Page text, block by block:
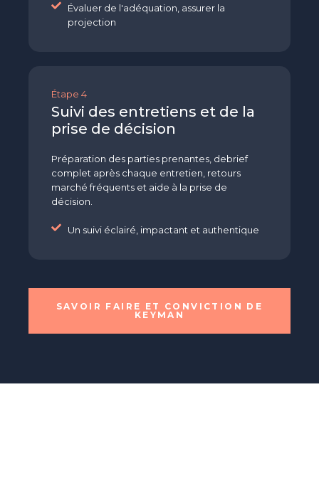
Évaluer de l'adéquation, assurer la
projection
Étape 4
Suivi des entretiens et de la
prise de décision
Préparation des parties prenantes, debrief
complet après chaque entretien, retours
marché fréquents et aide à la prise de
décision.
Un suivi éclairé, impactant et authentique
SAVOIR FAIRE ET CONVICTION DE
KEYMAN